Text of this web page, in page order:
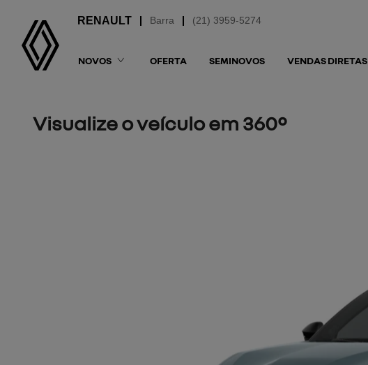
(21) 3959-5274
Barra
NOVOS OFERTA SEMINOVOS VENDAS DIRETAS
Visualize o veículo em 360°